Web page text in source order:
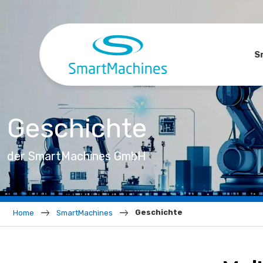
Geschichte
der SmartMachines GmbH
Home SmartMachines Geschichte